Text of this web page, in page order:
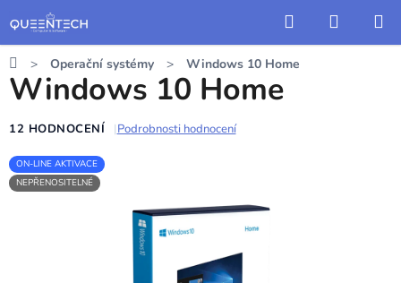
na
obsah
Hledat
KOŠÍK
DomůOperační systémy Windows 10 Home
Windows 10 Home
hodnocení
produktu
12 HODNOCENÍ Podrobnosti hodnocení
ON-LINE AKTIVACE
NEPŘENOSITELNÉ